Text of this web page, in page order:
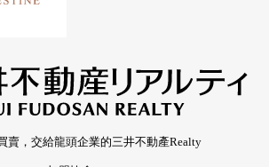
賣，交給龍頭企業的三井不動產Realty